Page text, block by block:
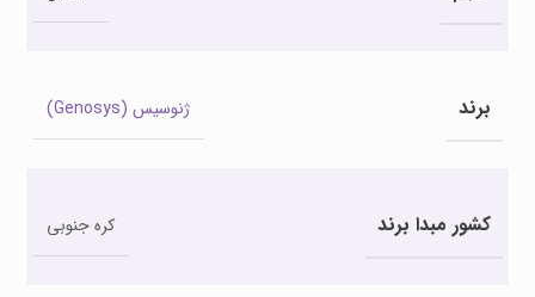
برند ژنوسیس (Genosys)
کشور مبدا برند کره جنوبی